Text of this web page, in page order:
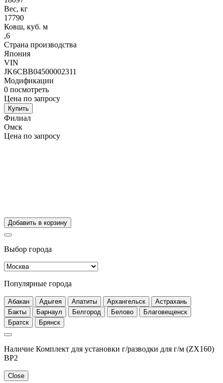
Вес, кг
17790
Ковш, куб. м
,6
Страна производства
Япония
VIN
JK6CBB04500002311
Модификации
0 посмотреть
Цена по запросу
Купить
Филиал
Омск
Цена по запросу
Добавить в корзину
Выбор города
Популярные города
Абакан Адыгея Апатиты Архангельск
Астрахань
Бакты
Барнаул Белгород Белово
Благовещенск
Братск
Брянск
Наличие Комплект для установки г/разводки для г/м (ZX160)
BP2
Close